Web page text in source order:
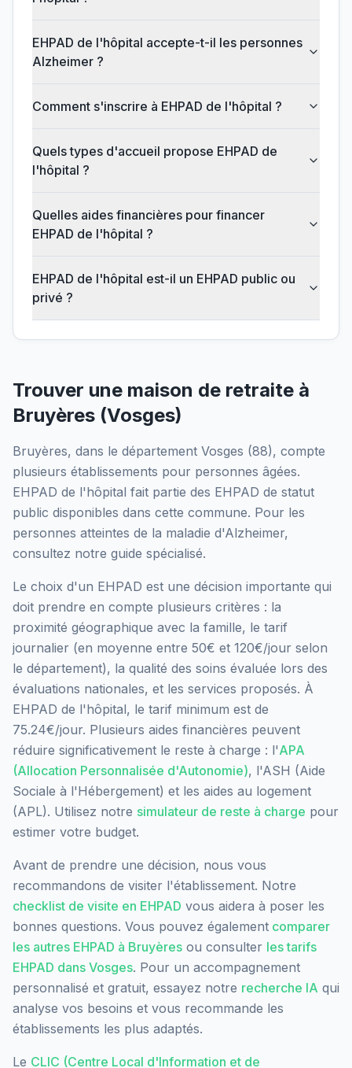
EHPAD de l'hôpital accepte-t-il les personnes
Alzheimer ?
Comment s'inscrire à EHPAD de l'hôpital ?
Quels types d'accueil propose EHPAD de
l'hôpital ?
Quelles aides financières pour financer
EHPAD de l'hôpital ?
EHPAD de l'hôpital est-il un EHPAD public ou
privé ?
Trouver une maison de retraite à
Bruyères (Vosges)
Bruyères, dans le département Vosges (88), compte
plusieurs établissements pour personnes âgées.
EHPAD de l'hôpital fait partie des EHPAD de statut
public disponibles dans cette commune. Pour les
personnes atteintes de la maladie d'Alzheimer,
consultez notre guide spécialisé.
Le choix d'un EHPAD est une décision importante qui
doit prendre en compte plusieurs critères : la
proximité géographique avec la famille, le tarif
journalier (en moyenne entre 50€ et 120€/jour selon
le département), la qualité des soins évaluée lors des
évaluations nationales, et les services proposés. À
EHPAD de l'hôpital, le tarif minimum est de
75.24€/jour. Plusieurs aides financières peuvent
réduire significativement le reste à charge : l'APA
(Allocation Personnalisée d'Autonomie), l'ASH (Aide
Sociale à l'Hébergement) et les aides au logement
(APL). Utilisez notre simulateur de reste à charge pour
estimer votre budget.
Avant de prendre une décision, nous vous
recommandons de visiter l'établissement. Notre
checklist de visite en EHPAD vous aidera à poser les
bonnes questions. Vous pouvez également comparer
les autres EHPAD à Bruyères ou consulter les tarifs
EHPAD dans Vosges. Pour un accompagnement
personnalisé et gratuit, essayez notre recherche IA qui
analyse vos besoins et vous recommande les
établissements les plus adaptés.
Le CLIC (Centre Local d'Information et de